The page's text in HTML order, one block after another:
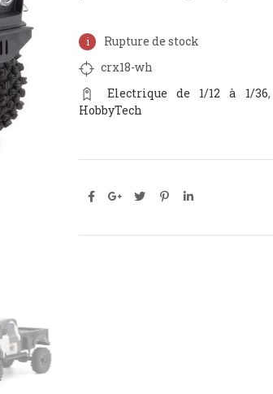
Rupture de stock
crx18-wh
Electrique de 1/12 à 1/36,
HobbyTech